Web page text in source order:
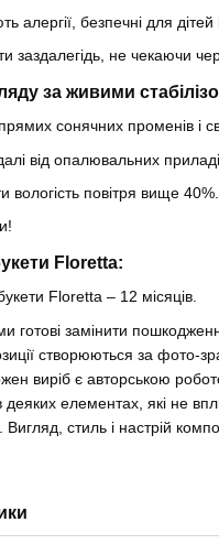
алергії, безпечні для дітей
заздалегідь, не чекаючи
за живими
сонячних променів і
від опалювальних
вологість повітря вище 40%.
Floretta:
Floretta – 12 місяців.
готові замінити
створюються за фото-
виріб є авторською
деяких елементах, які не
Вигляд, стиль і настрій